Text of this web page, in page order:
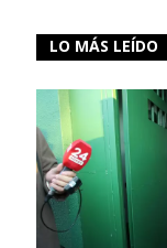
LO MÁS LEÍDO